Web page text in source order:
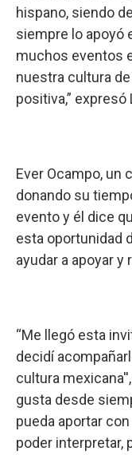
hispano, siendo
siempre lo apoyó
muchos eventos
nuestra cultura
positiva,” expresó
Ever Ocampo, un
donando su
evento y él dice
esta oportunidad
ayudar a apoyar
“Me llegó esta
decidí
cultura
gusta desde
pueda aportar
poder interpretar,